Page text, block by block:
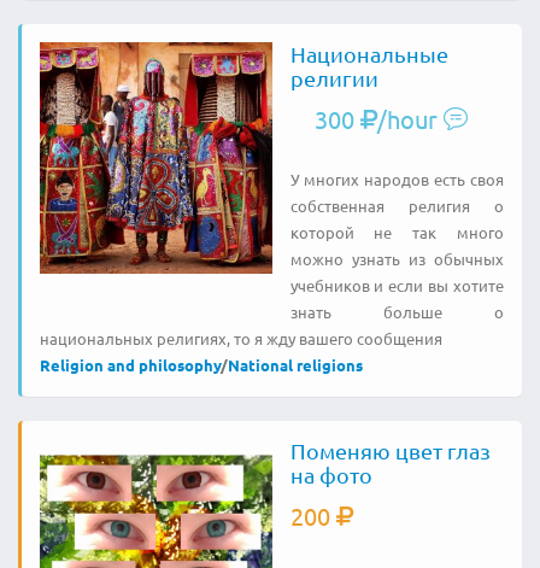
Национальные
религии
300 /hour
У многих народов есть своя
собственная религия о
которой не так много
можно узнать из обычных
учебников и если вы хотите
знать больше о
национальных религиях, то я жду вашего сообщения
Religion and philosophy/National religions
Поменяю цвет глаз
на фото
200